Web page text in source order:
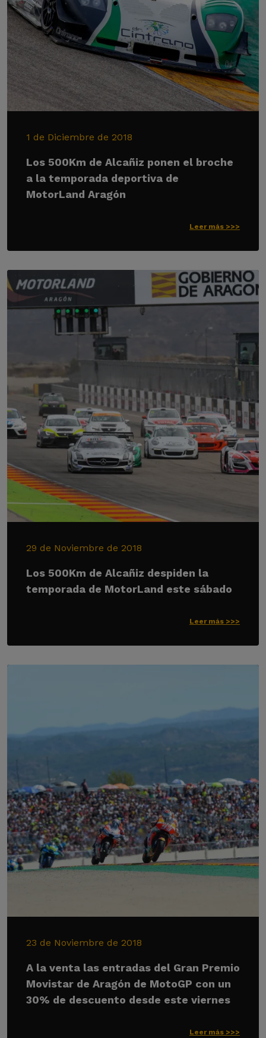
1 de Diciembre de 2018
Los 500Km de Alcañiz ponen el broche
a la temporada deportiva de
MotorLand Aragón
Leer más >>>
29 de Noviembre de 2018
Los 500Km de Alcañiz despiden la
temporada de MotorLand este sábado
Leer más >>>
23 de Noviembre de 2018
A la venta las entradas del Gran Premio
Movistar de Aragón de MotoGP con un
30% de descuento desde este viernes
Leer más >>>